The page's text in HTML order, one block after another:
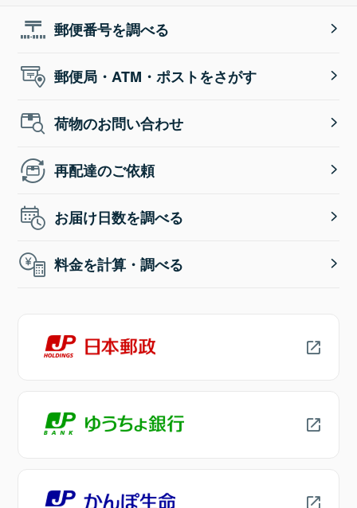
郵便番号を調べる
郵便局・ATM・ポストをさがす
荷物のお問い合わせ
再配達のご依頼
お届け日数を調べる
料金を計算・調べる